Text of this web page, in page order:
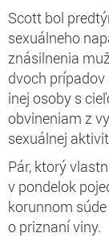
Scott bol
sexuálneho
znásilnenia
dvoch
inej osoby s
obvineniam z
sexuálnej
Pár, ktorý
v pondelok
korunnom
o priznaní viny.